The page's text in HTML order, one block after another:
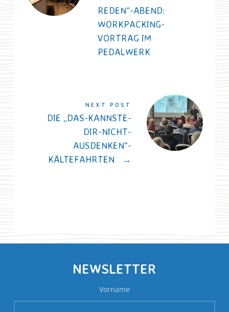
REDEN“-ABEND:
WORKPACKING-
VORTRAG IM
PEDALWERK
NEXT POST
DIE „DAS-KANNSTE-
DIR-NICHT-
AUSDENKEN“-
KÄLTEFAHRTEN
→
NEWSLETTER
Vorname